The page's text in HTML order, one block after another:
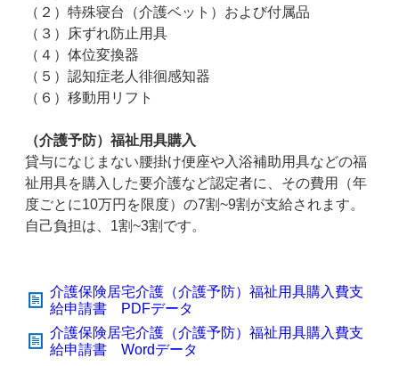
（２）特殊寝台（介護ベット）および付属品
（３）床ずれ防止用具
（４）体位変換器
（５）認知症老人徘徊感知器
（６）移動用リフト
（介護予防）福祉用具購入
貸与になじまない腰掛け便座や入浴補助用具などの福
祉用具を購入した要介護など認定者に、その費用（年
度ごとに10万円を限度）の7割~9割が支給されます。
自己負担は、1割~3割です。
介護保険居宅介護（介護予防）福祉用具購入費支
給申請書 PDFデータ
介護保険居宅介護（介護予防）福祉用具購入費支
給申請書 Wordデータ